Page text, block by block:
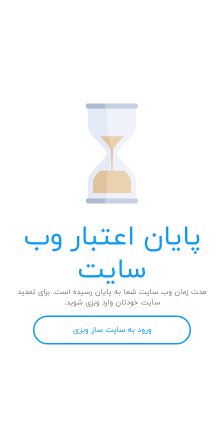
پایان اعتبار وب
سایت
مدت زمان وب سایت شما به پایان رسیده است. برای تمدید
سایت خودتان وارد وبزی شوید.
ورود به سایت ساز وبزی